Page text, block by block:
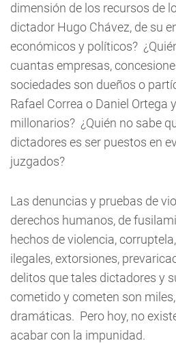
dimensión de los recursos de
dictador Hugo Chávez, de su
económicos y políticos?
cuantas empresas,
sociedades son dueños o
Rafael Correa o Daniel Ortega
millonarios? ¿Quién no sabe
dictadores es ser puestos en
juzgados?
Las denuncias y pruebas de
derechos humanos, de
hechos de violencia,
ilegales, extorsiones,
delitos que tales dictadores y
cometido y cometen son
dramáticas. Pero hoy, no
acabar con la impunidad.